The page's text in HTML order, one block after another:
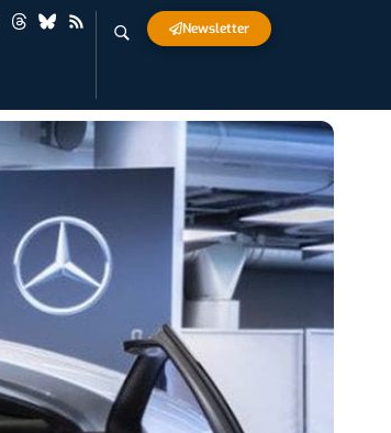
Newsletter